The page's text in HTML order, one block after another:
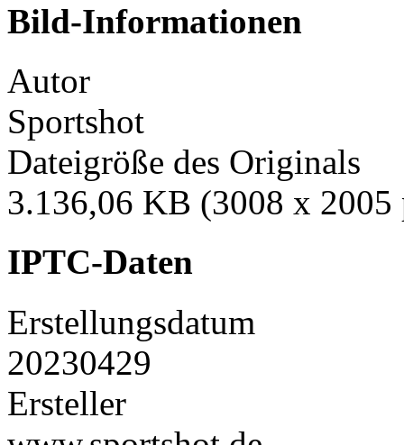
Bild-Informationen
Autor
Sportshot
Dateigröße des Originals
3.136,06 KB (3008 x 2005
IPTC-Daten
Erstellungsdatum
20230429
Ersteller